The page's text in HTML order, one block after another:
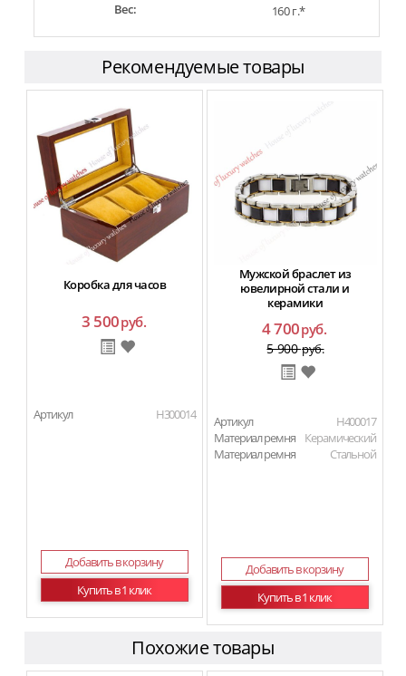
Вес:
160 г.*
Рекомендуемые товары
Коробка для часов
3 500руб.
Артикул H300014
Добавить в корзину
Купить в 1 клик
Мужской браслет из
ювелирной стали и
керамики
4 700руб.
5 900руб.
Артикул
H400017
Материал ремня
Керамический
Материал ремня
Стальной
Добавить в корзину
Купить в 1 клик
Похожие товары